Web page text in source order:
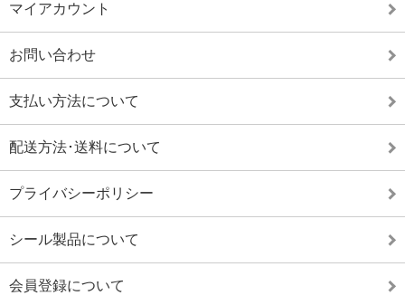
マイアカウント
お問い合わせ
支払い方法について
配送方法･送料について
プライバシーポリシー
シール製品について
会員登録について